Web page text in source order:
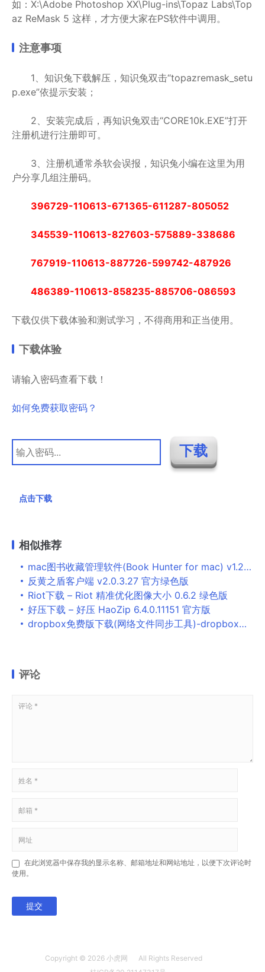
如：X:\Adobe Photoshop XX\Plug-ins\Topaz Labs\Top
az ReMask 5 这样，才方便大家在PS软件中调用。
注意事项
1、知识兔下载解压，知识兔双击“topazremask_setu
p.exe”依提示安装；
2、安装完成后，再知识兔双击“CORE10k.EXE”打开
注册机进行注册即可。
3、注册机通常杀软会误报，知识兔小编在这里为用
户分享几组注册码。
396729-110613-671365-611287-805052
345539-110613-827603-575889-338686
767919-110613-887726-599742-487926
486389-110613-858235-885706-086593
下载仅供下载体验和测试学习，不得商用和正当使用。
下载体验
请输入密码查看下载！
如何免费获取密码？
点击下载
相似推荐
mac图书收藏管理软件(Book Hunter for mac) v1.2 官方最新版
反黄之盾客户端 v2.0.3.27 官方绿色版
Riot下载 – Riot 精准优化图像大小 0.6.2 绿色版
好压下载 – 好压 HaoZip 6.4.0.11151 官方版
dropbox免费版下载(网络文件同步工具)-dropbox免费版电脑版v63.4.107 中文版下载
评论
在此浏览器中保存我的显示名称、邮箱地址和网站地址，以便下次评论时
使用。
提交
Copyright © 2026 小虎网
All Rights Reserved